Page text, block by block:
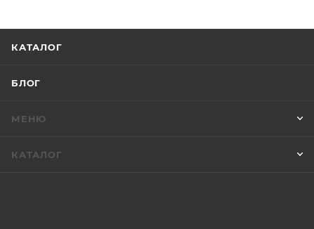
КАТАЛОГ
БЛОГ
МЕНЮ
КАТАЛОГ